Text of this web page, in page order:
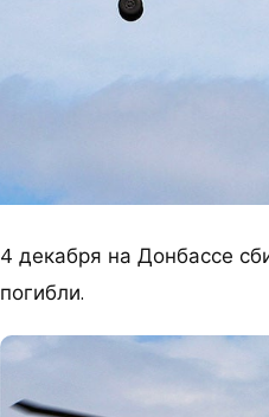
4 декабря на Донбассе
погибли.